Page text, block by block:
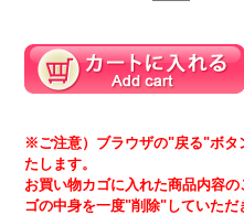
※ご注意）ブラウザの"戻る"ボタ
たします。
お買い物カゴに入れた商品内容
ゴの中身を一度"削除"していた